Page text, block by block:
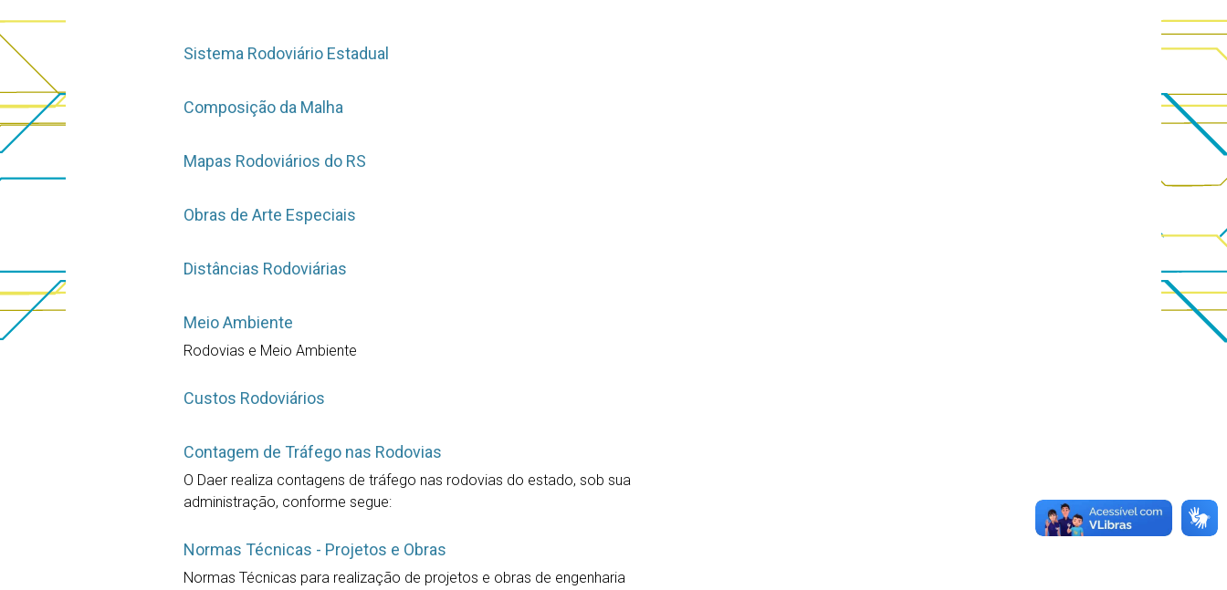
Sistema Rodoviário Estadual
Composição da Malha
Mapas Rodoviários do RS
Obras de Arte Especiais
Distâncias Rodoviárias
Meio Ambiente
Rodovias e Meio Ambiente
Custos Rodoviários
Contagem de Tráfego nas Rodovias
O Daer realiza contagens de tráfego nas rodovias do estado, sob sua
administração, conforme segue:
Normas Técnicas - Projetos e Obras
Normas Técnicas para realização de projetos e obras de engenharia